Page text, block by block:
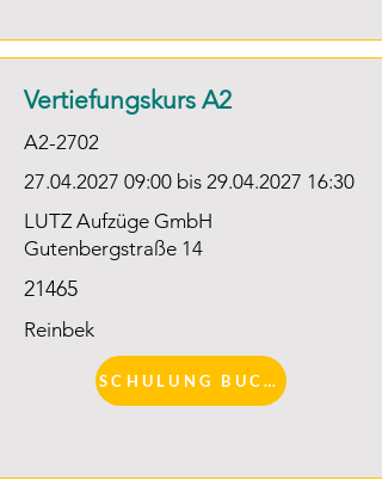
Vertiefungskurs A2
A2-2702
27.04.2027 09:00 bis 29.04.2027 16:30
LUTZ Aufzüge GmbH
Gutenbergstraße 14
21465
Reinbek
SCHULUNG BUCHEN